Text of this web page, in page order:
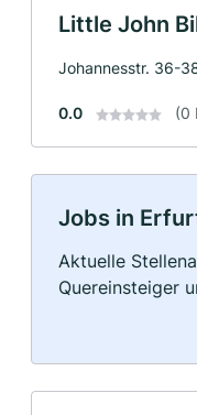
Little John
Johannesstr. 36-
0.0 (0
Jobs in
Aktuelle
Quereinsteiger